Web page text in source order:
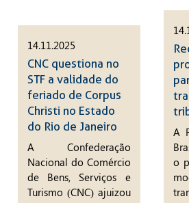
14.11.2025
CNC questiona no
STF a validade do
feriado de Corpus
Christi no Estado
do Rio de Janeiro
A Confederação
Nacional do Comércio
de Bens, Serviços e
Turismo (CNC) ajuizou
A
o